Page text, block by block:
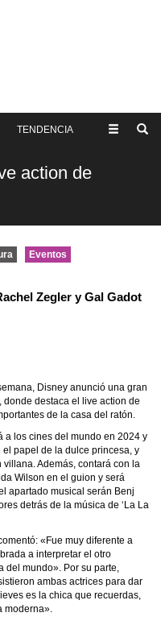
TENDENCIA
action de
Eventos
Zegler y Gal Gadot
Disney anunció una gran
destaca el live action de
de la casa del ratón.
a los cines del mundo en 2024 y
papel de la dulce princesa, y
Además, contará con la
Wilson en el guion y será
apartado musical serán Benj
detrás de la música de ‘La La
«Fue muy diferente a
a interpretar el otro
del mundo». Por su parte,
ambas actrices para dar
es la chica que recuerdas,
moderna».